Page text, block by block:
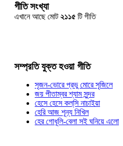
গীতি সংখ্যা
এখানে আছে মোট২১১৫ টি গীতি
সম্প্রতি যুক্ত হওয়া গীতি
সৃজন-ভোরে প্রভু মোরে সৃজিলে
জয় পীতাম্বর শ্যাম সুন্দর
হেসে হেসে কল্‌সি নাচাইয়া
হেরি আজ শূন্য নিখিল
হের গোধূলি-বেলা সই ঘনিয়ে এলো